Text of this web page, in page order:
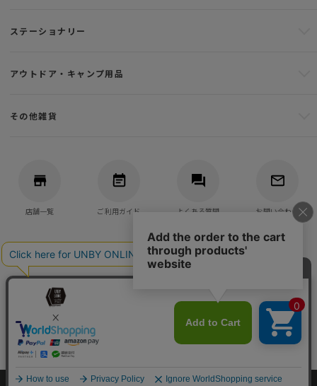
ステーショナリー
アウトドア・キャンプ用品
その他雑貨
店舗一覧 ご利用ガイド よくある質問 お問い合わせ
バッグ・アウトドア・キャンプ用品の通販
UNBY GENERAL GOODS STORE